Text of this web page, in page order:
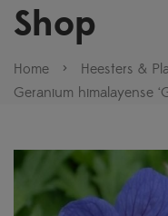
Shop
Home > Heesters &
Geranium himalayense